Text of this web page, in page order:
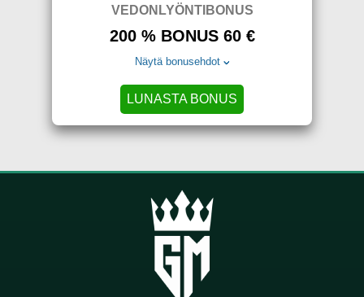
VEDONLYÖNTIBONUS
200 % BONUS 60 €
Näytä bonusehdot
LUNASTA BONUS